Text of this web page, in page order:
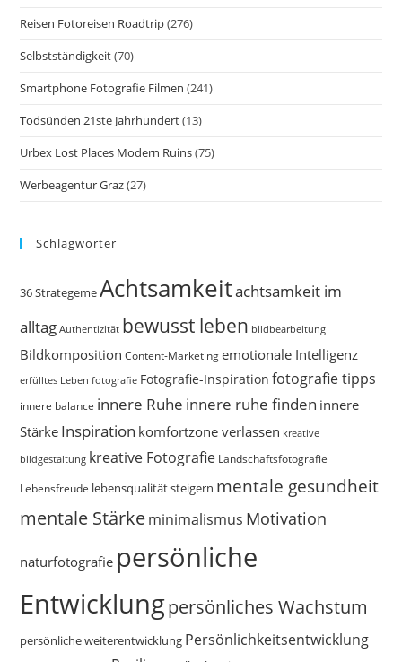
Reisen Fotoreisen Roadtrip(276)
Selbstständigkeit(70)
Smartphone Fotografie Filmen (241)
Todsünden 21ste Jahrhundert(13)
Urbex Lost Places Modern Ruins(75)
Werbeagentur Graz(27)
Schlagwörter
36 StrategemeAchtsamkeitachtsamkeit im
alltag Authentizität bewusst leben bildbearbeitung
Bildkomposition Content-Marketing emotionale Intelligenz
erfülltes Leben fotografie Fotografie-Inspiration fotografie tipps
innere balance innere Ruhe innere ruhe finden innere
Stärke Inspiration komfortzone verlassen kreative
bildgestaltung kreative Fotografie Landschaftsfotografie
Lebensfreude lebensqualität steigern mentale gesundheit
mentale Stärkeminimalismus Motivation
naturfotografie persönliche
Entwicklungpersönliches Wachstum
persönliche weiterentwicklung Persönlichkeitsentwicklung